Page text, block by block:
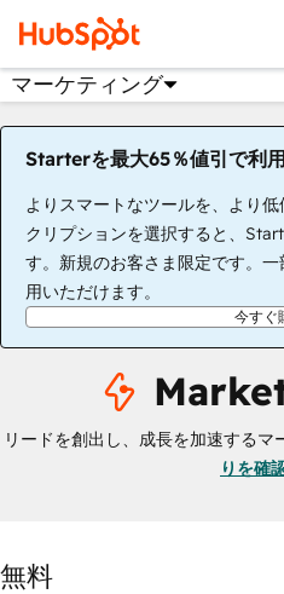
マーケティング
Starterを最大65％値引で利用
よりスマートなツールを、より
クリプションを選択すると、
す。新規のお客さま限定です。
用いただけます。
今すぐ
リードを創出し、成長を加速するマ
りを確
無料